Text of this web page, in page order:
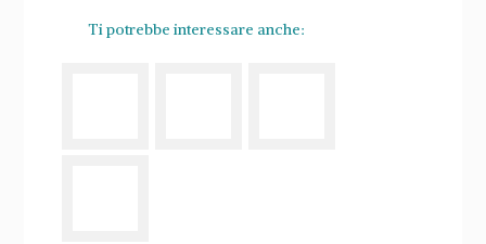
Ti potrebbe interessare anche: